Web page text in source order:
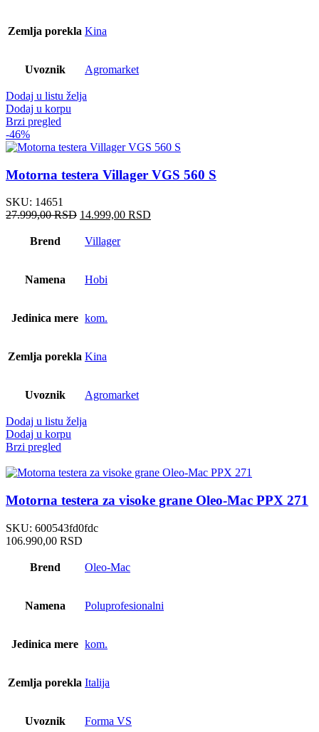
Zemlja porekla Kina
Uvoznik Agromarket
Dodaj u listu želja
Dodaj u korpu
Brzi pregled
-46%
Motorna testera Villager VGS 560 S
SKU: 14651
27.999,00RSD Оригинална
је
14.999,00 RSD
Brend Villager
Namena Hobi
Jedinica mere kom.
Zemlja porekla Kina
Uvoznik Agromarket
Dodaj u listu želja
Dodaj u korpu
Brzi pregled
Motorna testera za visoke grane Oleo-Mac PPX 271
SKU: 600543fd0fdc
106.990,00 RSD
Brend Oleo-Mac
Namena Poluprofesionalni
Jedinica mere kom.
Zemlja porekla Italija
Uvoznik Forma VS